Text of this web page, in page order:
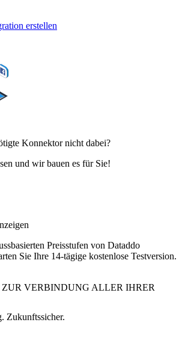
erstellen
Konnektor nicht dabei?
und wir bauen es für Sie!
Preisstufen von Dataddo
Sie Ihre 14-tägige kostenlose Testversion.
VERBINDUNG ALLER IHRER
Zukunftssicher.